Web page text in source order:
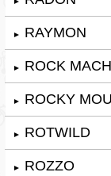
► RAYMON
► ROCK
► ROCKY
► ROTWILD
► ROZZO